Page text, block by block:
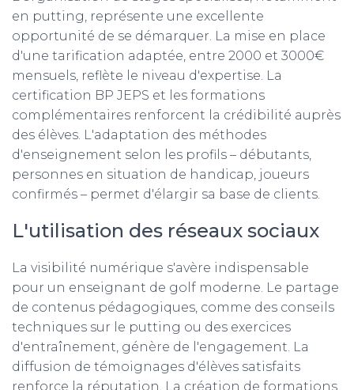
en putting, représente une excellente
opportunité de se démarquer. La mise en place
d'une tarification adaptée, entre 2000 et 3000€
mensuels, reflète le niveau d'expertise. La
certification BP JEPS et les formations
complémentaires renforcent la crédibilité auprès
des élèves. L'adaptation des méthodes
d'enseignement selon les profils – débutants,
personnes en situation de handicap, joueurs
confirmés – permet d'élargir sa base de clients.
L'utilisation des réseaux sociaux
La visibilité numérique s'avère indispensable
pour un enseignant de golf moderne. Le partage
de contenus pédagogiques, comme des conseils
techniques sur le putting ou des exercices
d'entraînement, génère de l'engagement. La
diffusion de témoignages d'élèves satisfaits
renforce la réputation. La création de formations